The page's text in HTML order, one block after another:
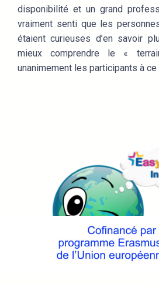
disponibilité et un grand
vraiment senti que les
étaient curieuses d’en savoir
mieux comprendre le «
unanimement les participants à ce